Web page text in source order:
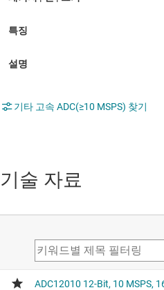
기타 고속 ADC(≥10 MSPS) 찾기
기술 자료